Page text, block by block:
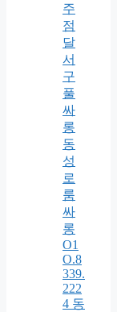
주
점
달
서
구
풀
싸
롱
동
성
로
룸
싸
롱
O1
O.8
339.
222
4 동